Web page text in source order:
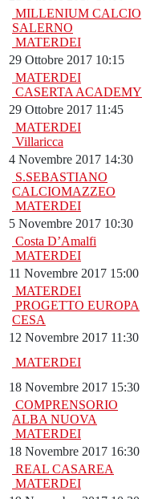
MILLENIUM CALCIO
SALERNO
MATERDEI
29 Ottobre 2017 10:15
MATERDEI
CASERTA ACADEMY
29 Ottobre 2017 11:45
MATERDEI
Villaricca
4 Novembre 2017 14:30
S.SEBASTIANO
CALCIOMAZZEO
MATERDEI
5 Novembre 2017 10:30
Costa D’Amalfi
MATERDEI
11 Novembre 2017 15:00
MATERDEI
PROGETTO EUROPA
CESA
12 Novembre 2017 11:30
MATERDEI
18 Novembre 2017 15:30
COMPRENSORIO
ALBA NUOVA
MATERDEI
18 Novembre 2017 16:30
REAL CASAREA
MATERDEI